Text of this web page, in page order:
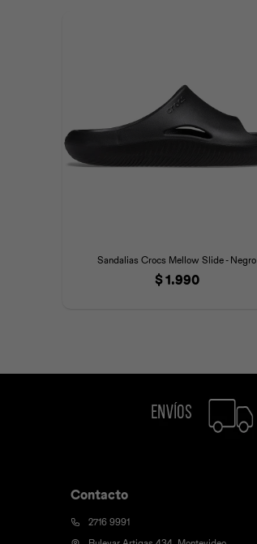
Sandalias Crocs Mellow Slide - Negro
$1.990
Contacto
2716 9991